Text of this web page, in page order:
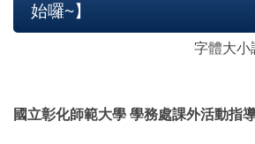
始囉~】
字體大小
國立彰化師範大學 學務處課外活動指